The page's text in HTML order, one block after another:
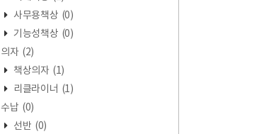
사무용책상 (0)
기능성책상 (0)
의자 (2)
책상의자 (1)
리클라이너 (1)
수납 (0)
선반 (0)